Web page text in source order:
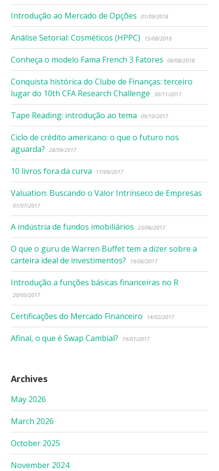
Introdução ao Mercado de Opções 01/09/2018
Análise Setorial: Cosméticos (HPPC) 15/08/2018
Conheça o modelo Fama French 3 Fatores 08/08/2018
Conquista histórica do Clube de Finanças: terceiro
lugar do 10th CFA Research Challenge
30/11/2017
Tape Reading: introdução ao tema 09/10/2017
Ciclo de crédito americano: o que o futuro nos
aguarda?
28/09/2017
10 livros fora da curva 17/09/2017
Valuation: Buscando o Valor Intrínseco de Empresas
01/07/2017
A indústria de fundos imobiliários 23/06/2017
O que o guru de Warren Buffet tem a dizer sobre a
carteira ideal de investimentos?
19/06/2017
Introdução a funções básicas financeiras no R
20/05/2017
Certificações do Mercado Financeiro 14/02/2017
Afinal, o que é Swap Cambial? 19/01/2017
Archives
May 2026
March 2026
October 2025
November 2024